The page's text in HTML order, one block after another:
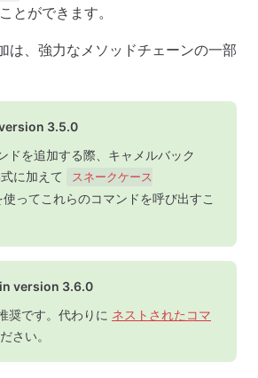
とができます。
は、強力なメソッドチェーンの一部
3.5.0
ドを追加する際、キャメルバック
に加えて
スネークケース
使ってこれらのコマンドを呼び出すこ
version 3.6.0
奨です。代わりに ネストされたコマ
さい。